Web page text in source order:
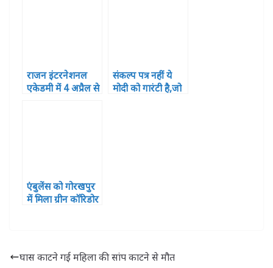
राजन इंटरनेशनल
एकेडमी में 4 अप्रैल से
संकल्प पत्र नहीं ये
मोदी को गारंटी है,जो
एंबुलेंस को गोरखपुर
में मिला ग्रीन कॉरिडोर
घास काटने गई महिला की सांप काटने से मौत